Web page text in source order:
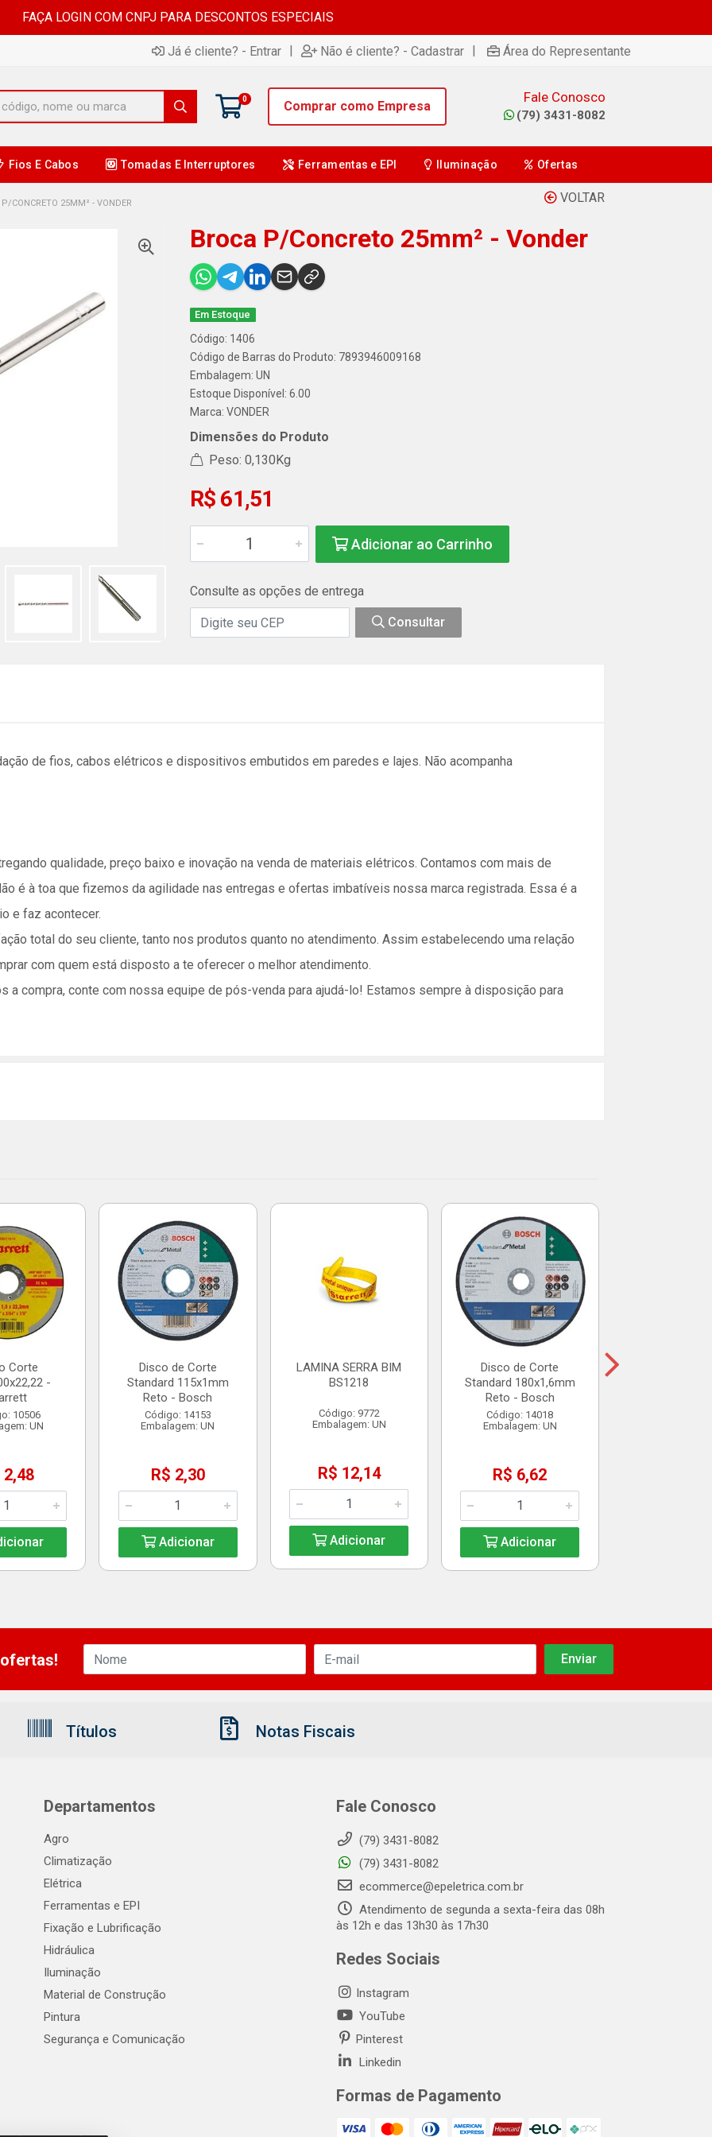
FAÇA LOGIN COM CNPJ PARA DESCONTOS ESPECIAIS
Já é cliente? - Entrar | Não é cliente? - Cadastrar | Área do Representante
0 Comprar como Empresa
Fale Conosco
(79) 3431-8082
Fios E Cabos Tomadas E Interruptores Ferramentas e EPI Iluminação Ofertas
VOLTAR
P/CONCRETO 25MM² - VONDER
Broca P/Concreto 25mm² - Vonder
Em Estoque
Código: 1406
Código de Barras do Produto: 7893946009168
Embalagem: UN
Estoque Disponível: 6.00
Marca: VONDER
Dimensões do Produto
Peso: 0,130Kg
R$ 61,51
Adicionar ao Carrinho
Consulte as opções de entrega
Consultar
de fios, cabos elétricos e dispositivos embutidos em paredes e lajes. Não acompanha
qualidade, preço baixo e inovação na venda de materiais elétricos. Contamos com mais de
é à toa que fizemos da agilidade nas entregas e ofertas imbatíveis nossa marca registrada. Essa é a
e faz acontecer.
total do seu cliente, tanto nos produtos quanto no atendimento. Assim estabelecendo uma relação
com quem está disposto a te oferecer o melhor atendimento.
a compra, conte com nossa equipe de pós-venda para ajudá-lo! Estamos sempre à disposição para
Corte
-
10506
UN
2,48
Disco de Corte
Standard 115x1mm
Reto - Bosch
Código: 14153
Embalagem: UN
R$ 2,30
Adicionar
LAMINA SERRA BIM
BS1218
Código: 9772
Embalagem: UN
R$ 12,14
Adicionar
Disco de Corte
Standard 180x1,6mm
Reto - Bosch
Código: 14018
Embalagem: UN
R$ 6,62
Adicionar
Títulos Notas Fiscais
Departamentos
Agro
Climatização
Elétrica
Ferramentas e EPI
Fixação e Lubrificação
Hidráulica
Iluminação
Material de Construção
Pintura
Segurança e Comunicação
Fale Conosco
(79) 3431-8082
(79) 3431-8082
ecommerce@epeletrica.com.br
Atendimento de segunda a sexta-feira das 08h
às 12h e das 13h30 às 17h30
Redes Sociais
Instagram
YouTube
Pinterest
Linkedin
Formas de Pagamento